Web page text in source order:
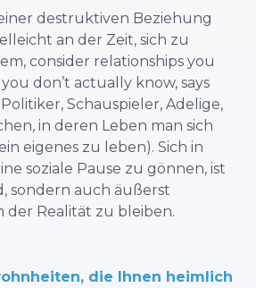
destruktiven Beziehung
an der Zeit, sich zu
consider relationships you
don’t actually know, says
Schauspieler, Adelige,
in deren Leben man sich
eigenes zu leben). Sich in
soziale Pause zu gönnen, ist
sondern auch äußerst
der Realität zu bleiben.
die Ihnen heimlich